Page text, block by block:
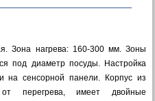
Зона нагрева: 160-300 мм. Зоны
под диаметр посуды. Настройка
на сенсорной панели. Корпус из
перегрева, имеет двойные